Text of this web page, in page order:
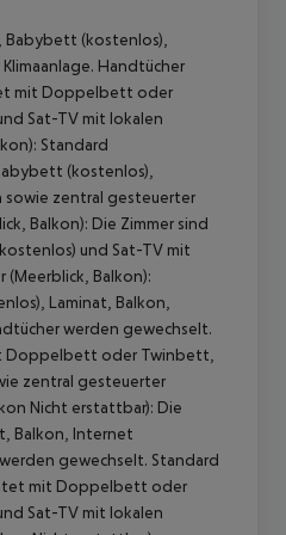
(kostenlos),
Handtücher
mit Doppelbett oder
Sat-TV mit lokalen
Standard
(kostenlos),
sowie zentral gesteuerter
Balkon): Die Zimmer sind
und Sat-TV mit
(Meerblick, Balkon):
Laminat, Balkon,
werden gewechselt.
Doppelbett oder Twinbett,
zentral gesteuerter
Nicht erstattbar): Die
Balkon, Internet
gewechselt. Standard
mit Doppelbett oder
Sat-TV mit lokalen